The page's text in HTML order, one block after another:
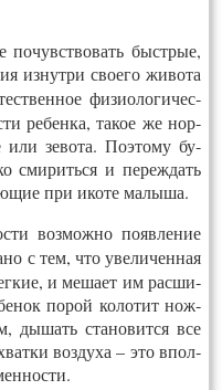
быст­рые,
из­нутри сво­его жи­вота
фи­зи­оло­гичес­
ре­бен­ка, та­кое же нор­
или зе­вота. По­это­му бу­
сми­рить­ся и пе­реж­дать
при ико­те ма­лыша.
воз­можно по­яв­ле­ние
с тем, что уве­личен­ная
и ме­ша­ет им рас­ши­
по­рой ко­лотит нож­
ды­шать ста­новит­ся все
воз­ду­ха – это впол­